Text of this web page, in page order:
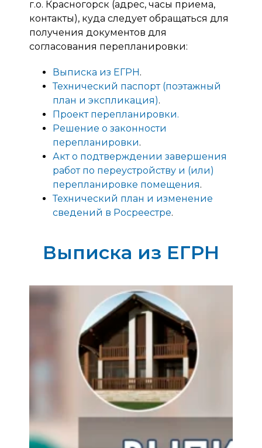
г.о. Красногорск (адрес, часы приема,
контакты), куда следует обращаться для
получения документов для
согласования перепланировки:
Выписка из ЕГРН.
Технический паспорт (поэтажный
план и экспликация).
Проект перепланировки.
Решение о законности
перепланировки.
Акт о подтверждении завершения
работ по переустройству и (или)
перепланировке помещения.
Технический план и изменение
сведений в Росреестре.
Выписка из ЕГРН